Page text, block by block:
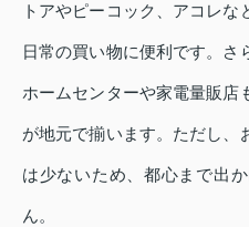
トアやピーコック、アコレな
日常の買い物に便利です。さ
ホームセンターや家電量販店
が地元で揃います。ただし、
は少ないため、都心まで出
ん。